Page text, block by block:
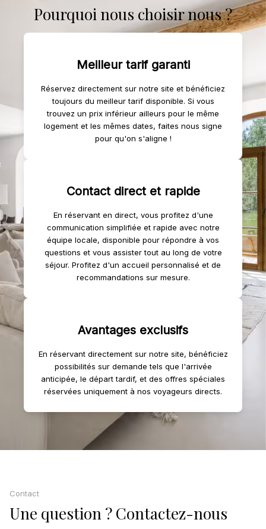
Pourquoi nous choisir nous ?
Meilleur tarif garanti
Réservez directement sur notre site et bénéficiez
toujours du meilleur tarif disponible. Si vous
trouvez un prix inférieur ailleurs pour le même
logement et les mêmes dates, faites nous signe
pour qu'on s'aligne !
Contact direct et rapide
En réservant en direct, vous profitez d'une
communication simplifiée et rapide avec notre
équipe locale, disponible pour répondre à vos
questions et vous assister tout au long de votre
séjour. Profitez d'un accueil personnalisé et de
recommandations sur mesure.
Avantages exclusifs
En réservant directement sur notre site, bénéficiez
possibilités sur demande tels que l'arrivée
anticipée, le départ tardif, et des offres spéciales
réservées uniquement à nos voyageurs directs.
Contact
Une question ? Contactez-nous